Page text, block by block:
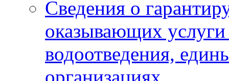
Сведения о
оказывающих
водоотведения,